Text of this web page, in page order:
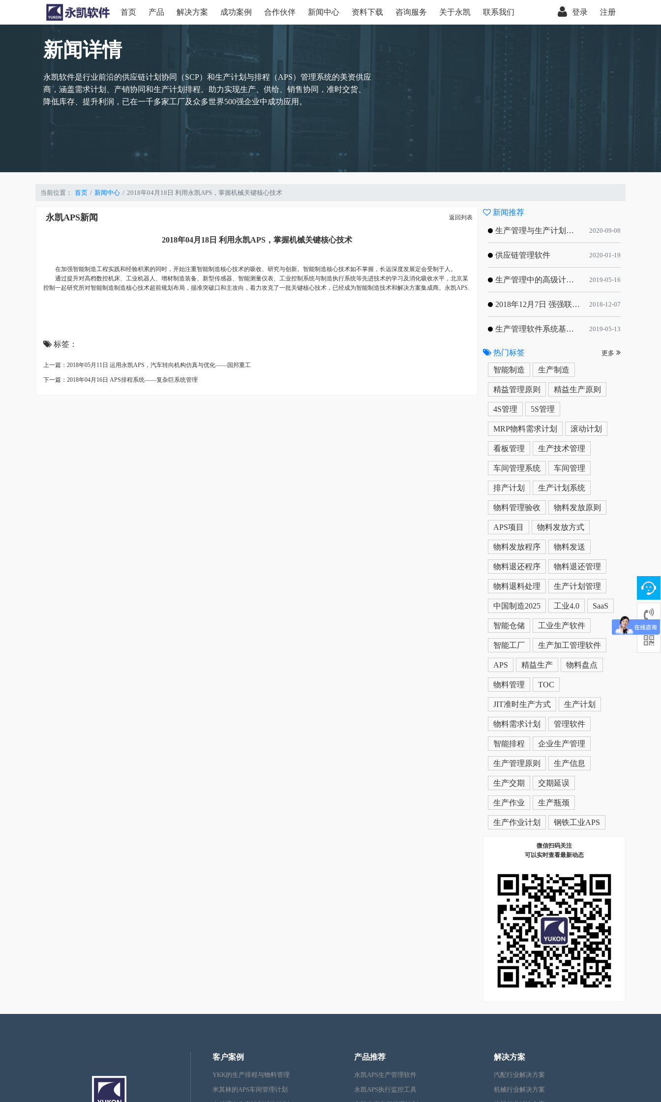
首页 产品 解决方案 成功案例 合作伙伴 新闻中心 资料下载 咨询服务 关于永凯 联系我们 登录 注册
新闻详情
永凯软件是行业前沿的供应链计划协同（SCP）和生产计划与排程（APS）管理系统的美资供应
商，涵盖需求计划、产销协同和生产计划排程。助力实现生产、供给、销售协同，准时交货、
降低库存、提升利润，已在一千多家工厂及众多世界500强企业中成功应用。
当前位置： 首页 新闻中心 2018年04月18日 利用永凯APS，掌握机械关键核心技术
永凯APS新闻 返回列表
2018年04月18日 利用永凯APS，掌握机械关键核心技术
在加强智能制造工程实践和经验积累的同时，开始注重智能制造核心技术的吸收、研究与创新。智能制造核心技术如不掌握，长远深度发展定会受制于人。
通过提升对高档数控机床、工业机器人、增材制造装备、新型传感器、智能测量仪表、工业控制系统与制造执行系统等先进技术的学习及消化吸收水平，北京某
控制一起研究所对智能制造制造核心技术超前规划布局，描准突破口和主攻向，着力攻克了一批关键核心技术，已经成为智能制造技术和解决方案集成商。永凯APS.
标签：
上一篇：2018年05月11日 运用永凯APS，汽车转向机构仿真与优化——国邦重工
下一篇：2018年04月16日 APS排程系统——复杂巨系统管理
新闻推荐
生产管理与生产计划的目标 2020-09-08
供应链管理软件 2020-01-19
生产管理中的高级计划与排程优化 2019-05-16
2018年12月7日 强强联手，共同推进电子器件领域APS应用典范 风华高科生产自动化工业互联网应用项目-APS项目启动会 2018-12-07
生产管理软件系统基于信息化的解决方案 2019-05-13
热门标签 更多
智能制造 生产制造
精益管理原则 精益生产原则
4S管理 5S管理
MRP物料需求计划 滚动计划
看板管理 生产技术管理
车间管理系统 车间管理
排产计划 生产计划系统
物料管理验收 物料发放原则
APS项目 物料发放方式
物料发放程序 物料发送
物料退还程序 物料退还管理
物料退料处理 生产计划管理
中国制造2025 工业4.0 SaaS
智能仓储 工业生产软件
智能工厂 生产加工管理软件
APS 精益生产 物料盘点
物料管理 TOC
JIT准时生产方式 生产计划
物料需求计划 管理软件
智能排程 企业生产管理
生产管理原则 生产信息
生产交期 交期延误
生产作业 生产瓶颈
生产作业计划 钢铁工业APS
微信扫码关注
可以实时查看最新动态
客户案例
YKK的生产排程与物料管理
米其林的APS车间管理计划
产品推荐
永凯APS生产管理软件
永凯APS执行监控工具
解决方案
汽配行业解决方案
机械行业解决方案